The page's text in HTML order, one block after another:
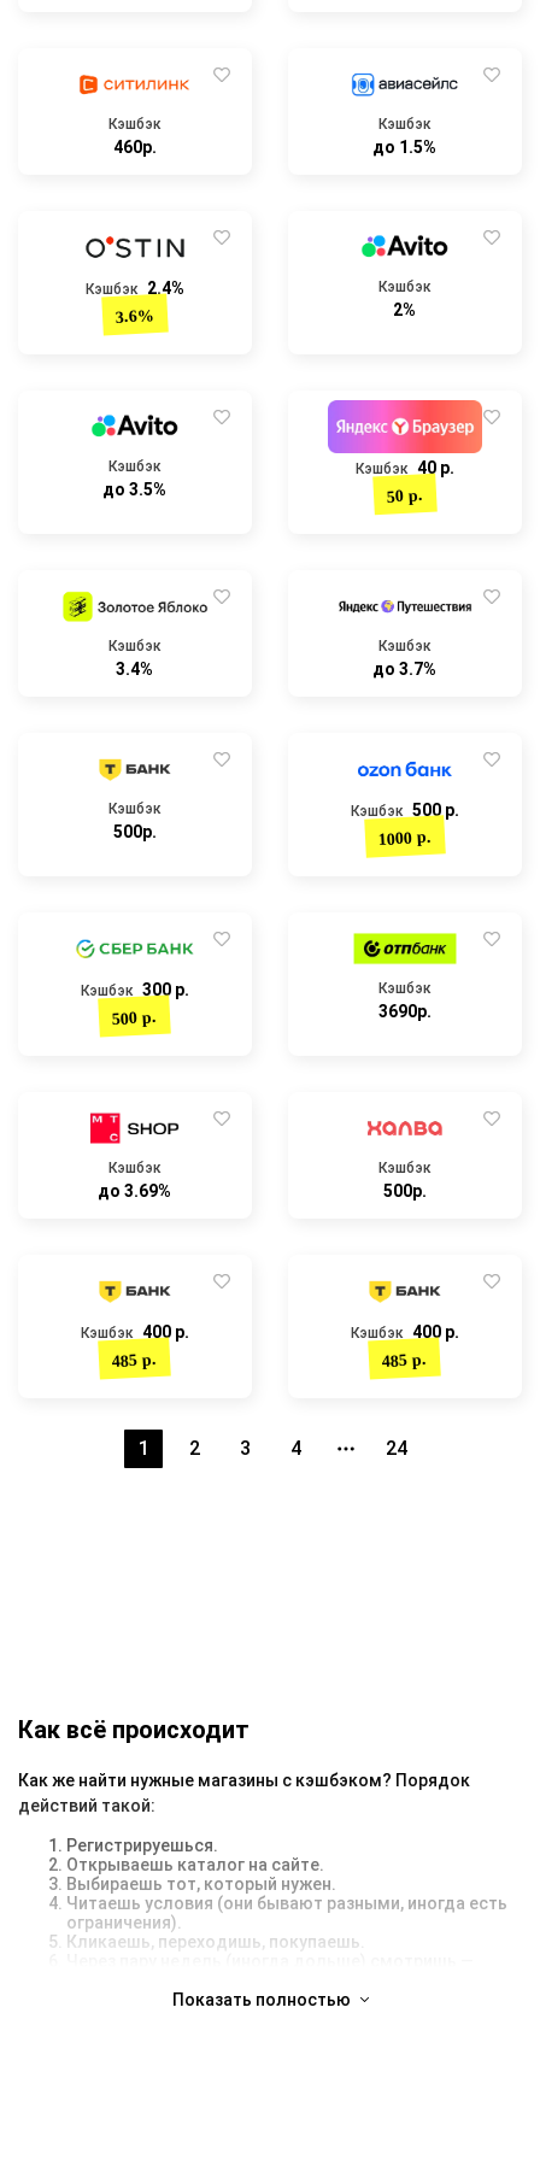
Кэшбэк
460р.
Кэшбэк
до 1.5%
Кэшбэк 2.4%
3.6%
Кэшбэк
2%
Кэшбэк
до 3.5%
Кэшбэк 40 р.
50 р.
Кэшбэк
3.4%
Кэшбэк
до 3.7%
Кэшбэк
500р.
Кэшбэк 500 р.
1000 р.
Кэшбэк 300 р.
500 р.
Кэшбэк
3690р.
Кэшбэк
до 3.69%
Кэшбэк
500р.
Кэшбэк 400 р.
485 р.
Кэшбэк 400 р.
485 р.
1 2 3 4 24
Как всё происходит
Как же найти нужные магазины с кэшбэком? Порядок
действий такой:
Регистрируешься.
Открываешь каталог на сайте.
Выбираешь тот, который нужен.
Читаешь условия (они бывают разными, иногда есть
ограничения).
Кликаешь, переходишь, покупаешь.
Показать полностью